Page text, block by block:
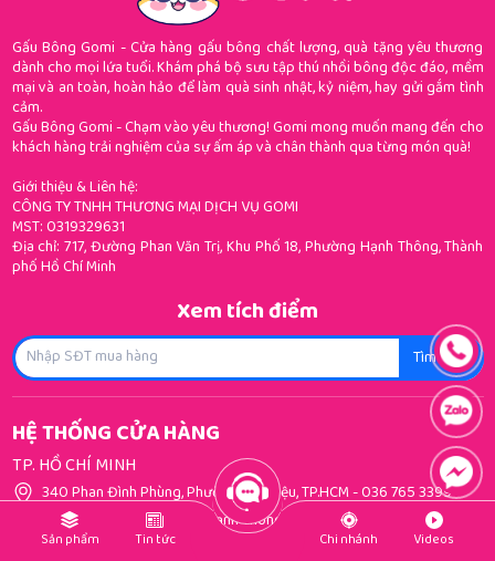
Gấu Bông Gomi - Cửa hàng gấu bông chất lượng, quà tặng yêu thương
dành cho mọi lứa tuổi. Khám phá bộ sưu tập thú nhồi bông độc đáo, mềm
mại và an toàn, hoàn hảo để làm quà sinh nhật, kỷ niệm, hay gửi gắm tình
cảm.
Gấu Bông Gomi - Chạm vào yêu thương! Gomi mong muốn mang đến cho
khách hàng trải nghiệm của sự ấm áp và chân thành qua từng món quà!
Giới thiệu & Liên hệ:
CÔNG TY TNHH THƯƠNG MẠI DỊCH VỤ GOMI
MST: 0319329631
Địa chỉ: 717, Đường Phan Văn Trị, Khu Phố 18, Phường Hạnh Thông, Thành
phố Hồ Chí Minh
Xem tích điểm
Tìm kiếm
HỆ THỐNG CỬA HÀNG
TP. HỒ CHÍ MINH
340 Phan Đình Phùng, Phường Cầu Kiệu, TP.HCM-036 765 3399
719 Phan Văn Trị, Phường Hạnh Thông, TP.HCM
-079 779 3399
223 Tân Sơn Nhì, Phường Tân Sơn Nhì, TP.HCM-0335 053 399
Sản phẩm Tin tức Chi nhánh Videos